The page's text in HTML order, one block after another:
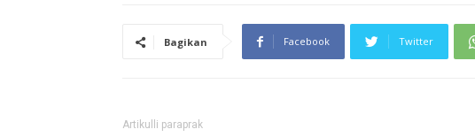
Bagikan Facebook Twitter
Artikulli paraprak